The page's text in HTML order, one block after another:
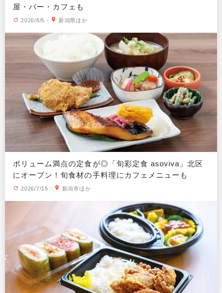
屋・バー・カフェも
2026/8/5 ・ 新潟県ほか
ボリューム満点の定食が◎「旬彩定食 asoviva」北区
にオープン！旬食材の手料理にカフェメニューも
2026/7/15 ・ 新潟市ほか